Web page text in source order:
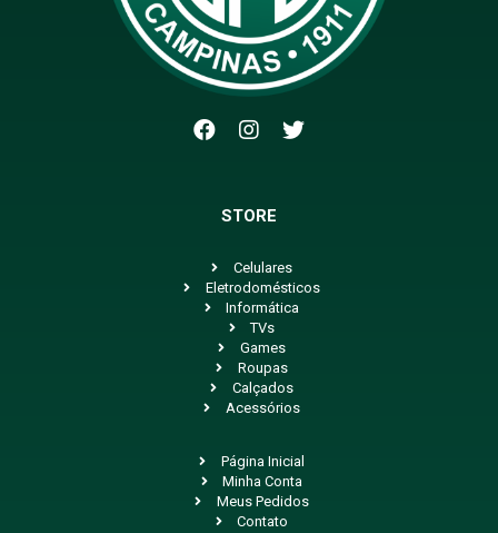
STORE
Celulares
Eletrodomésticos
Informática
TVs
Games
Roupas
Calçados
Acessórios
Página Inicial
Minha Conta
Meus Pedidos
Contato